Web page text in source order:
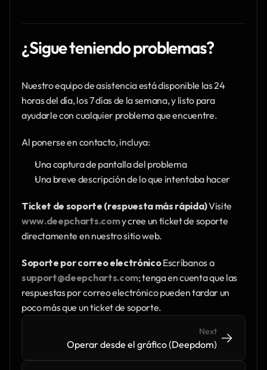
¿Sigue teniendo problemas?
Nuestro equipo de asistencia está disponible las 24
horas del día, los 7 días de la semana, y listo para
ayudarle con cualquier problema que encuentre.
Al ponerse en contacto, incluya:
Una captura de pantalla del problema
Una breve descripción de lo que intentaba hacer
Ticket de soporte (respuesta más rápida)
www.deepcharts.com y cree un ticket de soporte
directamente en nuestro sitio web.
Soporte por correo electrónico
Escríbanos a
support@deepcharts.com; tenga en cuenta que las
respuestas por correo electrónico pueden tardar un
poco más que un ticket de soporte.
Next
Operar desde el gráfico (Deepdom)
-> ->